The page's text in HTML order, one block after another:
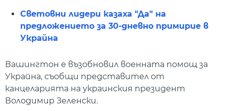
Световни лидери казаха "Да" на
предложението за 30-дневно примирие в
Украйна
Вашингтон е възобновил военната помощ за
Украйна, съобщи представител от
канцеларията на украинския президент
Володимир Зеленски.